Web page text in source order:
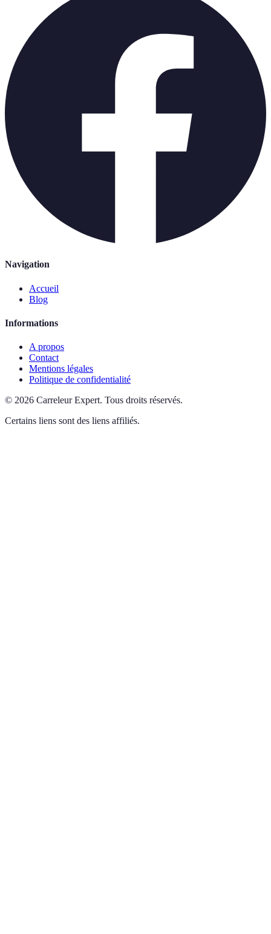
Navigation
Accueil
Blog
Informations
A propos
Contact
Mentions légales
Politique de confidentialité
© 2026 Carreleur Expert. Tous droits réservés.
Certains liens sont des liens affiliés.